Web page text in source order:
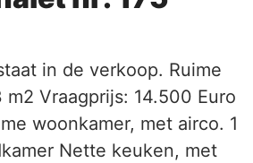
in de verkoop. Ruime
Vraagprijs: 14.500 Euro
woonkamer, met airco. 1
Nette keuken, met